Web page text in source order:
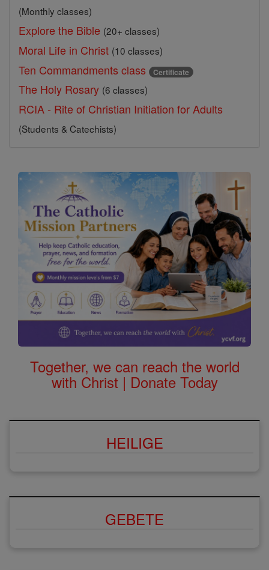
(Monthly classes)
Explore the Bible (20+ classes)
Moral Life in Christ (10 classes)
Ten Commandments class Certificate
The Holy Rosary (6 classes)
RCIA - Rite of Christian Initiation for Adults
(Students & Catechists)
Together, we can reach the world
with Christ | Donate Today
HEILIGE
GEBETE